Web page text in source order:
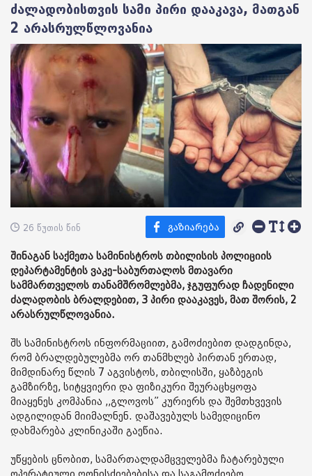
ძალადობისთვის სამი პირი დააკავა, მათგან
2 არასრულწლოვანია
26 წუთის წინ
შინაგან საქმეთა სამინისტროს თბილისის პოლიციის
დეპარტამენტის ვაკე-საბურთალოს მთავარი
სამმართველოს თანამშრომლებმა, ჯგუფურად ჩადენილი
ძალადობის ბრალდებით, 3 პირი დააკავეს, მათ შორის, 2
არასრულწლოვანია.
შს სამინისტროს ინფორმაციით, გამოძიებით დადგინდა,
რომ ბრალდებულებმა ორ თანმხლებ პირთან ერთად,
მიმდინარე წლის 7 აგვისტოს, თბილისში, ყაზბეგის
გამზირზე, სიტყვიერი და ფიზიკური შეურაცხყოფა
მიაყენეს კომპანია ,,გლოვოს” კურიერს და შემთხვევის
ადგილიდან მიიმალნენ. დაშავებულს სამედიცინო
დახმარება კლინიკაში გაეწია.
უწყების ცნობით, სამართალდამცველებმა ჩატარებული